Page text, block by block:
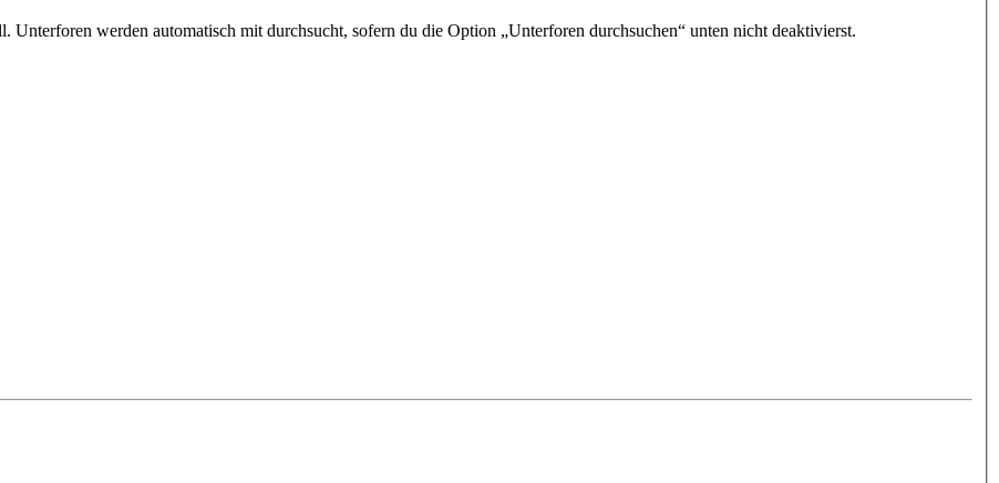
Unterforen werden automatisch mit durchsucht, sofern du die Option „Unterforen durchsuchen“ unten nicht deaktivierst.